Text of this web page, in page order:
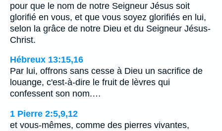
pour que le nom de notre Seigneur Jésus soit
glorifié en vous, et que vous soyez glorifiés en lui,
selon la grâce de notre Dieu et du Seigneur Jésus-
Christ.
Hébreux 13:15,16
Par lui, offrons sans cesse à Dieu un sacrifice de
louange, c'est-à-dire le fruit de lèvres qui
confessent son nom.…
1 Pierre 2:5,9,12
et vous-mêmes, comme des pierres vivantes,